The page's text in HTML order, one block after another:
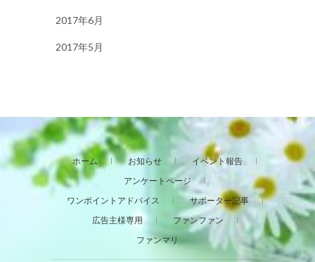
2017年6月
2017年5月
ホーム お知らせ
イベント報告
アンケートページ
ワンポイントアドバイス
サポーター記事
広告主様専用
ファンファン
ファンマリ